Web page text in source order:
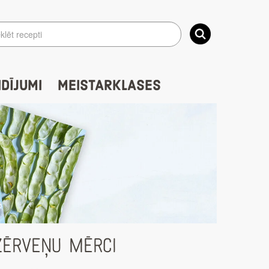
MEISTARKLASES
MĒRCI